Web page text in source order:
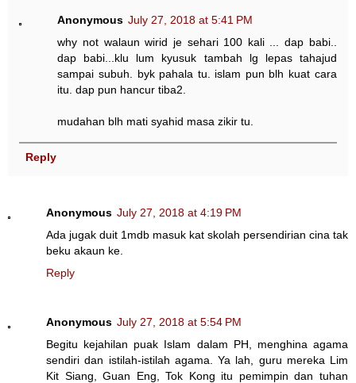
Anonymous July 27, 2018 at 5:41 PM
why not walaun wirid je sehari 100 kali ... dap babi..
dap babi...klu lum kyusuk tambah lg lepas tahajud
sampai subuh. byk pahala tu. islam pun blh kuat cara
itu. dap pun hancur tiba2.
mudahan blh mati syahid masa zikir tu.
Reply
Anonymous July 27, 2018 at 4:19 PM
Ada jugak duit 1mdb masuk kat skolah persendirian cina tak
beku akaun ke.
Reply
Anonymous July 27, 2018 at 5:54 PM
Begitu kejahilan puak Islam dalam PH, menghina agama
sendiri dan istilah-istilah agama. Ya lah, guru mereka Lim
Kit Siang, Guan Eng, Tok Kong itu pemimpin dan tuhan